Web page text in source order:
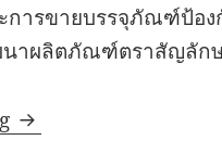
การขายบรรจุภัณฑ์ป้อ
าผลิตภัณฑ์ตราสัญลัก
ATM & GreenVCI MOU